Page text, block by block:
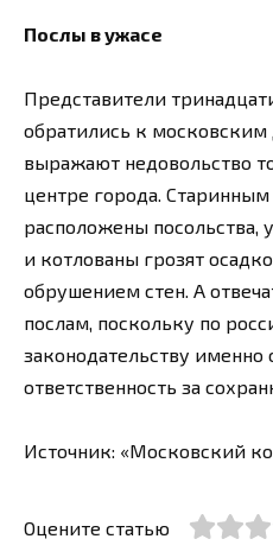
Послы в ужасе
Представители
обратились к московским
выражают недовольство
центре города.
расположены посольства,
и котлованы грозят
обрушением стен. А
послам, поскольку по
законодательству именно
ответственность за
Источник: «Московский
Оцените статью